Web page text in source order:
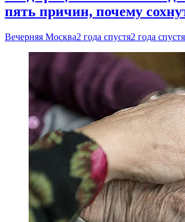
пять причин, почему
Вечерняя Москва2 года спустя2 года спустя